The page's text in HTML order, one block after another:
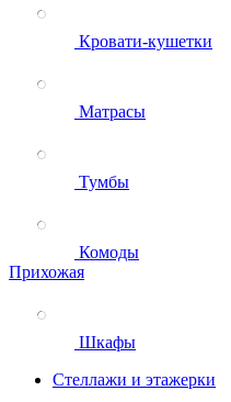
Кровати-кушетки
Матрасы
Тумбы
Комоды
Прихожая
Шкафы
Стеллажи и этажерки